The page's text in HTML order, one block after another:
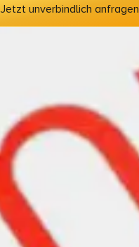
Jetzt unverbindlich anfragen